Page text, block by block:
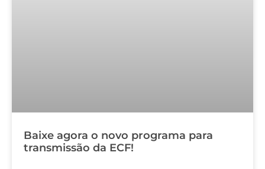
Baixe agora o novo programa para
transmissão da ECF!